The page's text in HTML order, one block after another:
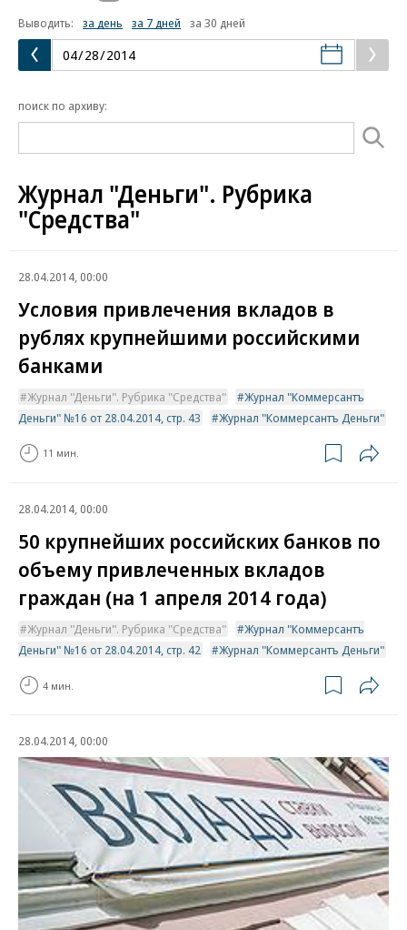
Выводить:
за день за 7 дней за 30 дней
поиск по архиву:
Журнал "Деньги". Рубрика
"Средства"
28.04.2014, 00:00
Условия привлечения вкладов в
рублях крупнейшими российскими
банками
Журнал "Деньги". Рубрика "Средства"
Журнал "Коммерсантъ
Деньги" №16 от 28.04.2014, стр. 43
Журнал "Коммерсантъ Деньги"
11 мин.
28.04.2014, 00:00
50 крупнейших российских банков по
объему привлеченных вкладов
граждан (на 1 апреля 2014 года)
Журнал "Деньги". Рубрика "Средства"
Журнал "Коммерсантъ
Деньги" №16 от 28.04.2014, стр. 42
Журнал "Коммерсантъ Деньги"
4 мин.
28.04.2014, 00:00